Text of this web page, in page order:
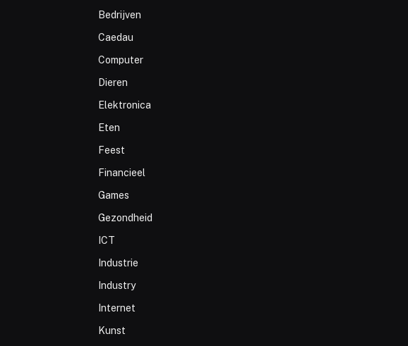
Bedrijven
Caedau
Computer
Dieren
Elektronica
Eten
Feest
Financieel
Games
Gezondheid
ICT
Industrie
Industry
Internet
Kunst